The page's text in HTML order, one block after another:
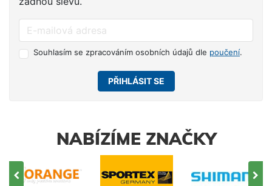
Souhlasím se zpracováním osobních údajů dle poučení.
PŘIHLÁSIT SE
NABÍZÍME ZNAČKY